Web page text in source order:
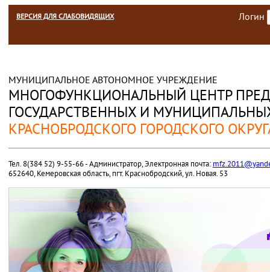
Логин
ВЕРСИЯ ДЛЯ СЛАБОВИДЯЩИХ
МУНИЦИПАЛЬНОЕ АВТОНОМНОЕ УЧРЕЖДЕНИЕ
МНОГОФУНКЦИОНАЛЬНЫЙ ЦЕНТР
ГОСУДАРСТВЕННЫХ И
КРАСНОБРОДСКОГО ГОРОДСКОГО
Тел. 8(384 52) 9-55-66 - Администратор, Электронная почта:
652640, Кемеровская область, пгт. Краснобродский, ул. Новая. 53